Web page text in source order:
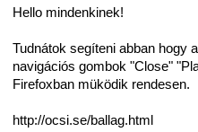
Hello mindenkinek!
Tudnátok segíteni abban hogy
navigációs gombok "Close"
Firefoxban müködik rendesen.
http://ocsi.se/ballag.html